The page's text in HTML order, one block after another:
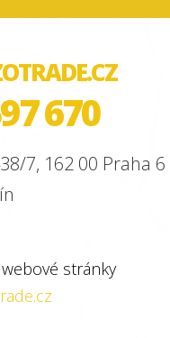
670
7, 162 00 Praha 6
stránky